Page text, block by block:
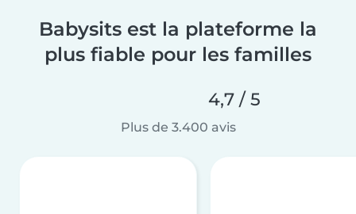
Babysits est la plateforme la
plus fiable pour les familles
4,7 / 5
Plus de 3.400 avis